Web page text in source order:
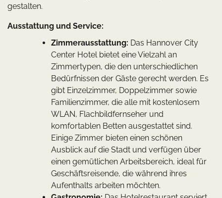
gestalten.
Ausstattung und Service:
Zimmerausstattung: Das Hannover City
Center Hotel bietet eine Vielzahl an
Zimmertypen, die den unterschiedlichen
Bedürfnissen der Gäste gerecht werden. Es
gibt Einzelzimmer, Doppelzimmer sowie
Familienzimmer, die alle mit kostenlosem
WLAN, Flachbildfernseher und
komfortablen Betten ausgestattet sind.
Einige Zimmer bieten einen schönen
Ausblick auf die Stadt und verfügen über
einen gemütlichen Arbeitsbereich, ideal für
Geschäftsreisende, die während ihres
Aufenthalts arbeiten möchten.